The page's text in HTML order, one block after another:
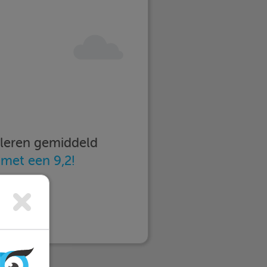
gemiddeld
met een 9,2!